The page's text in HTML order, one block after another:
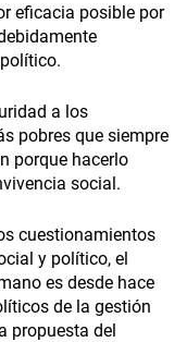
eficacia posible por
a los
pobres que siempre
porque hacerlo
social.
cuestionamientos
y político, el
es desde hace
de la gestión
propuesta del